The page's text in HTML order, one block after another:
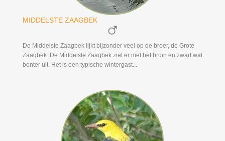
MIDDELSTE ZAAGBEK
De Middelste Zaagbek lijkt bijzonder veel op de broer, de Grote
Zaagbek. De Middelste Zaagbek ziet er met het bruin en zwart wat
bonter uit. Het is een typische wintergast...